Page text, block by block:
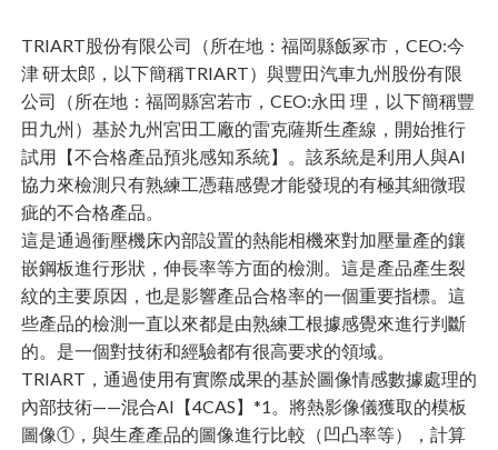
TRIART股份有限公司（所在地：福岡縣飯冢市，CEO:今
津 研太郎，以下簡稱TRIART）與豐田汽車九州股份有限
公司（所在地：福岡縣宮若市，CEO:永田 理，以下簡稱豐
田九州）基於九州宮田工廠的雷克薩斯生產線，開始推行
試用【不合格產品預兆感知系統】。該系統是利用人與AI
協力來檢測只有熟練工憑藉感覺才能發現的有極其細微瑕
疵的不合格產品。
這是通過衝壓機床內部設置的熱能相機來對加壓量產的鑲
嵌鋼板進行形狀，伸長率等方面的檢測。這是產品產生裂
紋的主要原因，也是影響產品合格率的一個重要指標。這
些產品的檢測一直以來都是由熟練工根據感覺來進行判斷
的。是一個對技術和經驗都有很高要求的領域。
TRIART，通過使用有實際成果的基於圖像情感數據處理的
內部技術——混合AI【4CAS】*1。將熱影像儀獲取的模板
圖像①，與生產產品的圖像進行比較（凹凸率等），計算